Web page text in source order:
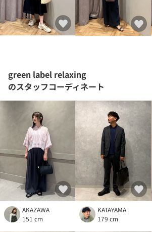
green label relaxing
のスタッフコーディネート
AKAZAWA
151 cm
KATAYAMA
179 cm